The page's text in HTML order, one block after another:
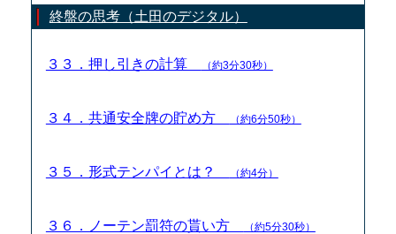
終盤の思考（土田のデジタル）
３３．押し引きの計算 （約3分30秒）
３４．共通安全牌の貯め方 （約6分50秒）
３５．形式テンパイとは？ （約4分）
３６．ノーテン罰符の貰い方 （約5分30秒）